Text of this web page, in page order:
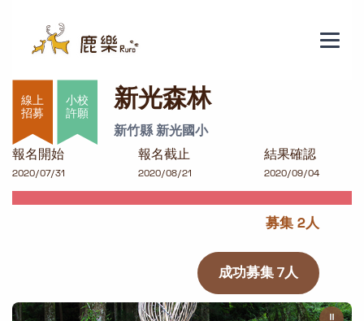
新光森林
小校
許願
新光森林
新竹縣 新光國小
報名開始
2020/07/31
報名截止
2020/08/21
結果確認
2020/09/04
募集 2人
成功募集 7人
⏸